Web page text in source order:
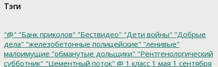
Тэги
"@" "Банк приколов" "Бествидео" "Дети войны" "Добрые
дела" "железобетонные полицейские" "ленивые"
малоимущие "обманутые дольщики" "Рентгенологический
субботник" "Цементный поток" @ 1 класс 1 мая 1 сентября